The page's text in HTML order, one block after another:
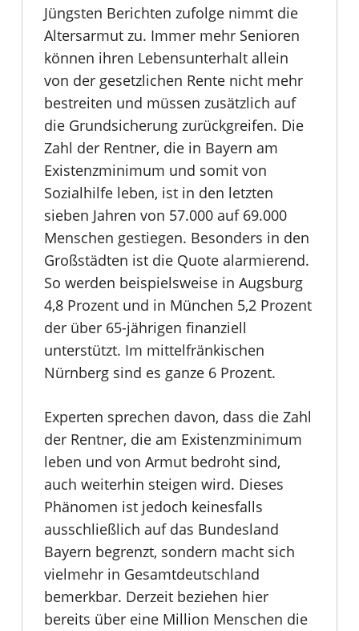
Jüngsten Berichten zufolge nimmt die
Altersarmut zu. Immer mehr Senioren
können ihren Lebensunterhalt allein
von der gesetzlichen Rente nicht mehr
bestreiten und müssen zusätzlich auf
die Grundsicherung zurückgreifen. Die
Zahl der Rentner, die in Bayern am
Existenzminimum und somit von
Sozialhilfe leben, ist in den letzten
sieben Jahren von 57.000 auf 69.000
Menschen gestiegen. Besonders in den
Großstädten ist die Quote alarmierend.
So werden beispielsweise in Augsburg
4,8 Prozent und in München 5,2 Prozent
der über 65-jährigen finanziell
unterstützt. Im mittelfränkischen
Nürnberg sind es ganze 6 Prozent.
Experten sprechen davon, dass die Zahl
der Rentner, die am Existenzminimum
leben und von Armut bedroht sind,
auch weiterhin steigen wird. Dieses
Phänomen ist jedoch keinesfalls
ausschließlich auf das Bundesland
Bayern begrenzt, sondern macht sich
vielmehr in Gesamtdeutschland
bemerkbar. Derzeit beziehen hier
bereits über eine Million Menschen die